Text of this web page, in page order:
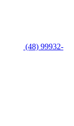
(48) 99932-